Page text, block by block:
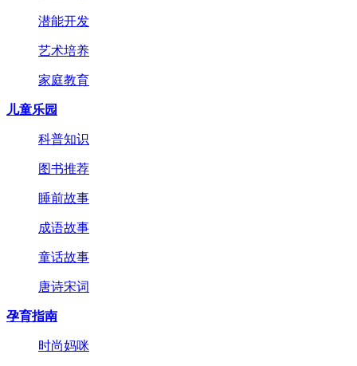
潜能开发
艺术培养
家庭教育
儿童乐园
科普知识
图书推荐
睡前故事
成语故事
童话故事
唐诗宋词
孕育指南
时尚妈咪